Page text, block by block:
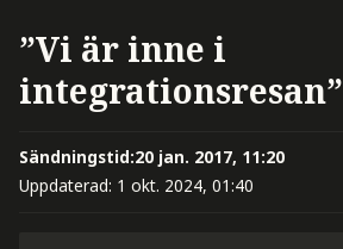
”Vi är inne i
integrationsresan”
Sändningstid:20 jan. 2017, 11:20
Uppdaterad: 1 okt. 2024, 01:40